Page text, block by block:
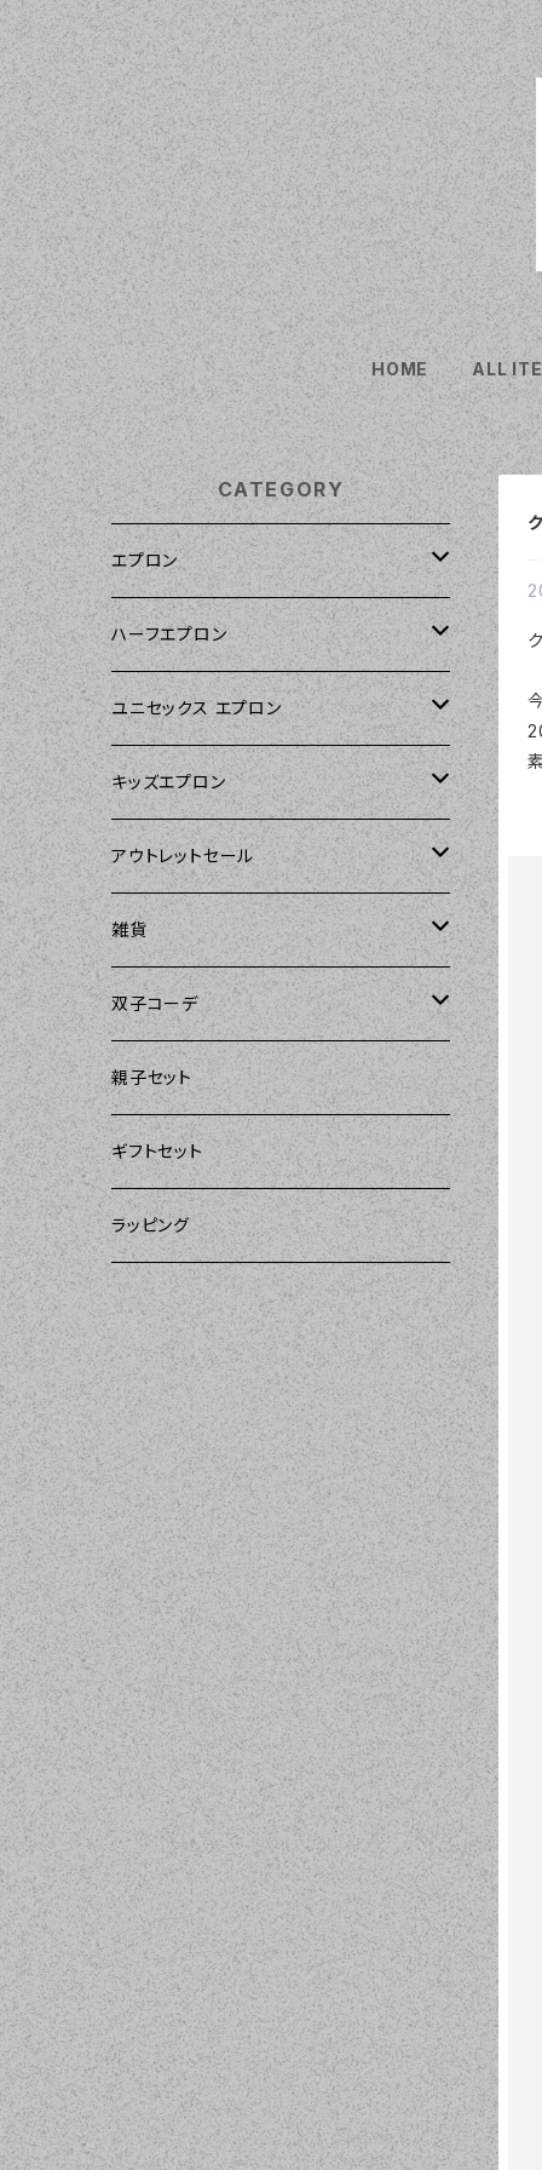
HOME ALL
CATEGORY
エプロン
Kitsch'n Glam（キッチングラム）
Sierra Rose（シエラローズ）
Tarantinalovers（タランティーナ ラバー
ズ）
The Sunday Girl（ザサンデーガール）
Carolyn's Kitchen（キャロリンズキッチ
ン）
Sugar baby aprons（シュガーベイビ
ー）
DII（ディーアイアイ）
MOZI（モジ）
amorico（アモリコ）
I love Aprons（アラブエプロンズ）
Flirty Aprons（フラーティーエプロンズ）
Heavenly Hostess（ヘブンリーホステ
ス）
ハーフエプロン
Sierra Rose（シエラローズ）
ユニセックス エプロン
DII（ディーアイアイ）
Sierra Rose（シエラローズ）
amorico（アモリコ）
キッズエプロン
Sierra Rose（シエラローズ）
The Sunday Girl（ザサンデーガール）
ASD Living（エーエスディーリビング）
Kitsch'n Glam（キッチングラム）
DII（ディーアイアイ）
アウトレットセール
エプロン
Kitsch'n Glam（キッチングラム）
Sierra Rose（シエラローズ）
DII（ディーアイアイ）
amorico（アモリコ）
Sugar baby aprons（シュガーベイビー）
Tarantinalovers（タランティーナ ラバーズ）
雑貨
amorico（アモリコ）
雑貨
amorico（アモリコ）
The Sunday Girl（ザサンデーガール）
DII（ディーアイアイ）
Kitsch'n Glam（キッチングラム）
双子コーデ
The Sunday Girl（サンデーガール）
親子セット
ギフトセット
ラッピング